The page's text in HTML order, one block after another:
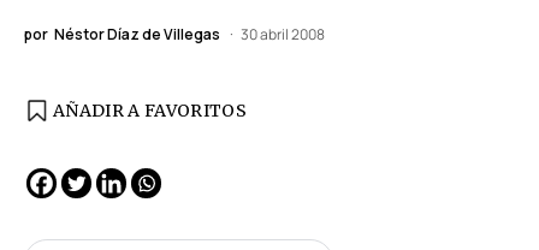
por Néstor Díaz de Villegas 30 abril 2008
AÑADIR A FAVORITOS